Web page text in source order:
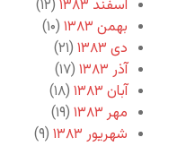
اسفند ۱۳۸۳
(۱۲)
بهمن ۱۳۸۳
(۱۰)
دی ۱۳۸۳
(۲۱)
آذر ۱۳۸۳
(۱۷)
آبان ۱۳۸۳
(۱۸)
مهر ۱۳۸۳
(۱۹)
شهریور ۱۳۸۳
(۹)